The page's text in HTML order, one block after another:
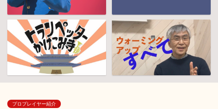
プロプレイヤー紹介